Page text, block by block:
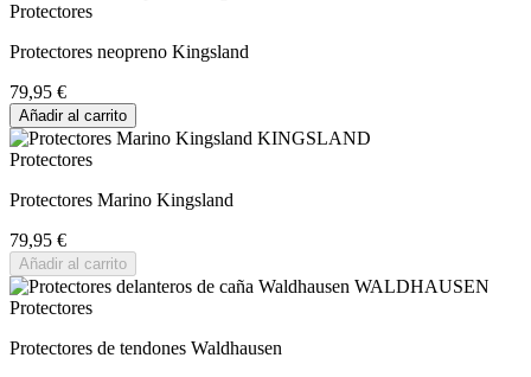
Protectores
Protectores neopreno Kingsland
79,95 €
Añadir al carrito
Protectores
Protectores Marino Kingsland
79,95 €
Añadir al carrito
Protectores
Protectores de tendones Waldhausen